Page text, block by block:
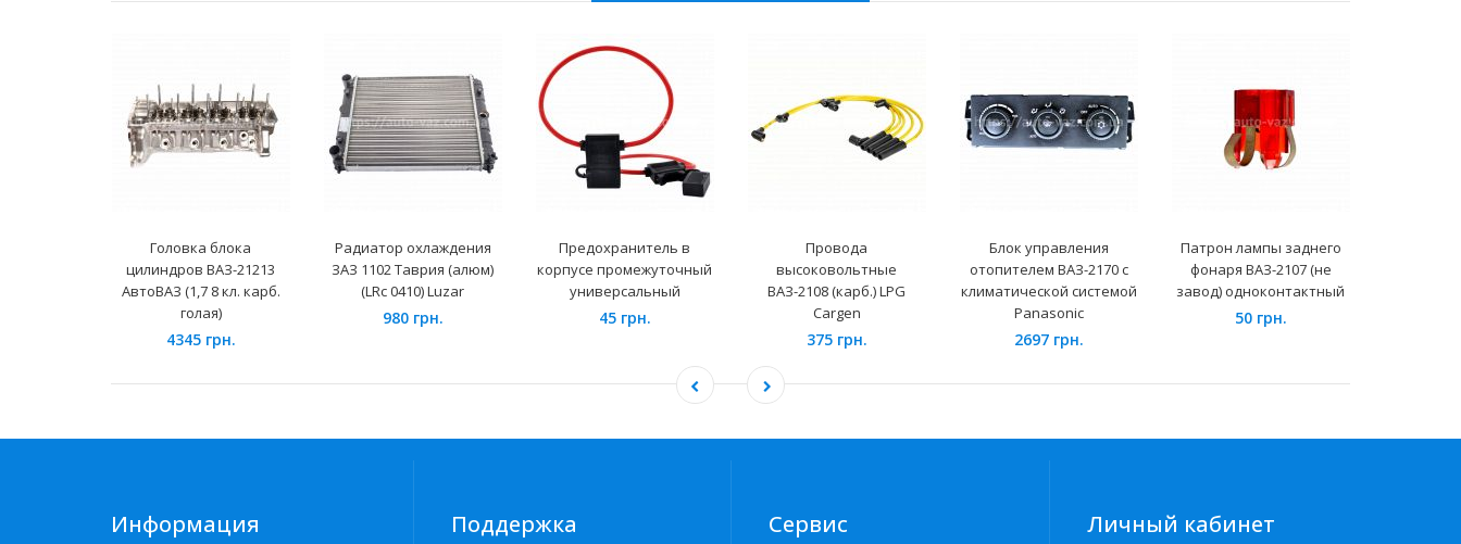
Головка блока
цилиндров ВАЗ-21213
АвтоВАЗ (1,7 8 кл. карб.
голая)
4345 грн.
Радиатор охлаждения
ЗАЗ 1102 Таврия (алюм)
(LRc 0410) Luzar
980 грн.
Предохранитель в
корпусе промежуточный
универсальный
45 грн.
Провода
высоковольтные
ВАЗ-2108 (карб.) LPG
Cargen
375 грн.
Блок управления
отопителем ВАЗ-2170 с
климатической системой
Panasonic
2697 грн.
Патрон лампы заднего
фонаря ВАЗ-2107 (не
завод) одноконтактный
50 грн.
Информация Поддержка Сервис Личный кабинет